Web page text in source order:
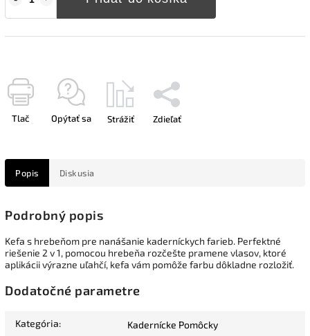
Tlač Opýtať sa Strážiť Zdieľať
Popis Diskusia
Podrobný popis
Kefa s hrebeňom pre nanášanie kaderníckych farieb. Perfektné
riešenie 2 v 1, pomocou hrebeňa rozčešte pramene vlasov, ktoré
aplikácii výrazne uľahčí, kefa vám pomôže farbu dôkladne rozložiť.
Dodatočné parametre
Kategória: Kadernícke Pomôcky